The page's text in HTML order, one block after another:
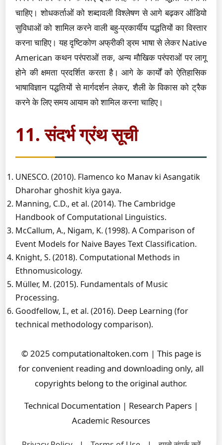
चाहिए। शोधकर्ताओं को शब्दावली विश्लेषण से आगे बढ़कर ऑडियो
सुविधाओं को शामिल करने वाली बहु-प्रकार्यीय पद्धतियों का विस्तार
करना चाहिए। यह दृष्टिकोण अफ्रीकी ड्रम भाषा से लेकर Native
American कथन परंपराओं तक, अन्य मौखिक परंपराओं पर लागू
होने की क्षमता प्रदर्शित करता है। आगे के कार्यों को ऐतिहासिक
भाषाविज्ञान पद्धतियों से मार्गदर्शन लेकर, शैली के विकास को ट्रैक
करने के लिए समय आयाम को शामिल करना चाहिए।
11. संदर्भ ग्रंथ सूची
UNESCO. (2010). Flamenco ko Manav ki Asangatik
Dharohar ghoshit kiya gaya.
Manning, C.D., et al. (2014). The Cambridge
Handbook of Computational Linguistics.
McCallum, A., Nigam, K. (1998). A Comparison of
Event Models for Naive Bayes Text Classification.
Knight, S. (2018). Computational Methods in
Ethnomusicology.
Müller, M. (2015). Fundamentals of Music
Processing.
Goodfellow, I., et al. (2016). Deep Learning (for
technical methodology comparison).
© 2025 computationaltoken.com | This page is
for convenient reading and downloading only, all
copyrights belong to the original author.
Technical Documentation | Research Papers |
Academic Resources